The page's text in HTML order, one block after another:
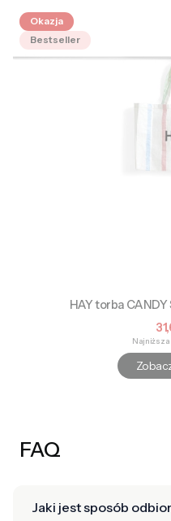
Okazja
Bestseller
HAY torba
Najniższa
FAQ
Jaki jest sposób